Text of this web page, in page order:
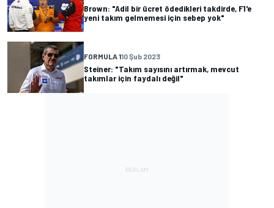
Brown: "Adil bir ücret ödedikleri takdirde, F1'e
yeni takım gelmemesi için sebep yok"
FORMULA 110 Şub 2023
Steiner: "Takım sayısını artırmak, mevcut
takımlar için faydalı değil"